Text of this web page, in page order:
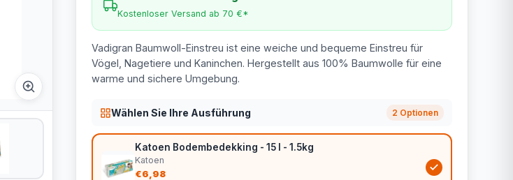
Kostenloser Versand ab 70 €*
Vadigran Baumwoll-Einstreu ist eine weiche und bequeme Einstreu für
Vögel, Nagetiere und Kaninchen. Hergestellt aus 100% Baumwolle für eine
warme und sichere Umgebung.
Wählen Sie Ihre Ausführung 2 Optionen
Katoen Bodembedekking - 15 l - 1.5kg
Katoen
€6,98